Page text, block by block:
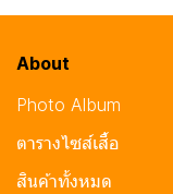
About
Photo Album
ตารางไซส์เสื้อ
สินค้าทั้งหมด